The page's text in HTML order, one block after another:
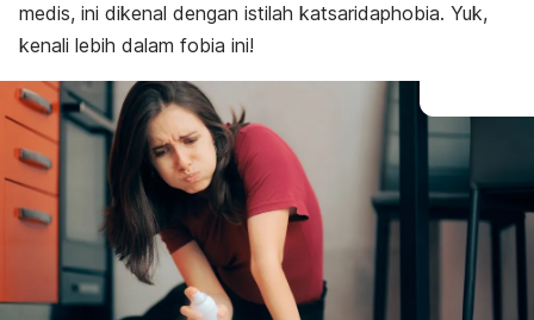
medis, ini dikenal dengan istilah katsaridaphobia. Yuk,
kenali lebih dalam fobia ini!